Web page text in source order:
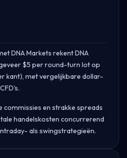
DNA Markets rekent DNA
$5 per round-turn lot op
kant), met vergelijkbare dollar-
commissies en strakke spreads
handelskosten concurrerend
als swingstrategieën.